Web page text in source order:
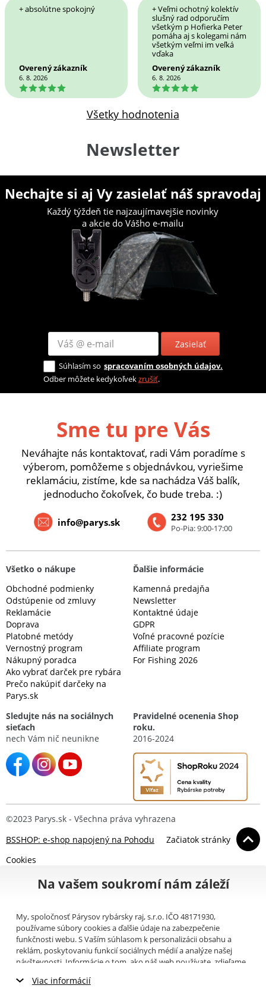
+ absolútne spokojný
Overený zákazník
6. 8. 2026
5
+ Veľmi ochotný kolektív
slušný rad odporučím
všetkým p Hofierka Peter
pomáha aj s kolegami nám
všetkým veľmi im veľká
vďaka
Overený zákazník
6. 8. 2026
5
Všetky hodnotenia
Newsletter
Nechajte si aj Vy zasielať náš spravodaj
Každý týždeň tie najzaujímavejšie novinky
a akcie do Vášho e-mailu
Zasielať
Súhlasím so spracovaním osobných údajov.
Odber môžete kedykoľvekzrušiť.
Sme tu pre Vás
Neváhajte nás kontaktovať, radi Vám poradíme s
výberom, pomôžeme s objednávkou, vyriešime
reklamáciu, zistíme, kde sa nachádza Váš balík,
jednoducho čokoľvek, čo bude treba. :)
232 195 330
Po-Pia: 9:00-17:00
info@parys.sk
Všetko o nákupe
Obchodné podmienky
Odstúpenie od zmluvy
Reklamácie
Doprava
Platobné metódy
Vernostný program
Nákupný poradca
Ako vybrať darček pre rybára
Prečo nakúpiť darčeky na
Parys.sk
Ďalšie informácie
Kamenná predajňa
Newsletter
Kontaktné údaje
GDPR
Voľné pracovné pozície
Affiliate program
For Fishing 2026
Sledujte nás na sociálnych
sieťach
nech Vám nič neunikne
Pravidelné ocenenia Shop
roku.
2016-2024
©2023 Parys.sk - Všechna práva vyhrazena
BSSHOP: e-shop napojený na Pohodu
Začiatok stránky
Cookies
Na vašem soukromí nám záleží
My, spoločnosť Párysov rybársky raj, s.r.o. IČO 48171930,
používame súbory cookies a ďalšie údaje na zabezpečenie
funkčnosti webu. S Vaším súhlasom k personalizácii obsahu a
reklám, poskytovaniu funkcií sociálnych médií a analýze našej
návštevnosti. Informácie o tom, ako náš web používate, zdieľame
(napríklad Google).Tu
Viac informácií